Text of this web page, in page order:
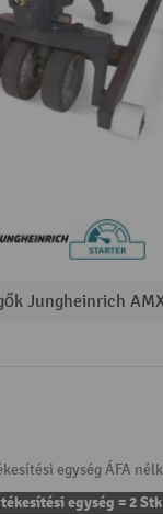
egység ÁFA
egység = 2 Stk